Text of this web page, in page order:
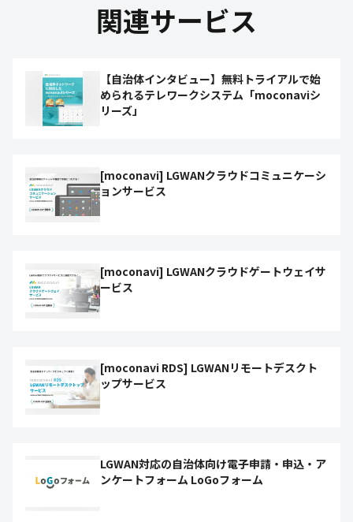
関連サービス
【自治体インタビュー】無料トライアルで始
められるテレワークシステム「moconaviシ
リーズ」
[moconavi] LGWANクラウドコミュニケーシ
ョンサービス
[moconavi] LGWANクラウドゲートウェイサ
ービス
[moconavi RDS] LGWANリモートデスクト
ップサービス
LGWAN対応の自治体向け電子申請・申込・ア
ンケートフォーム LoGoフォーム